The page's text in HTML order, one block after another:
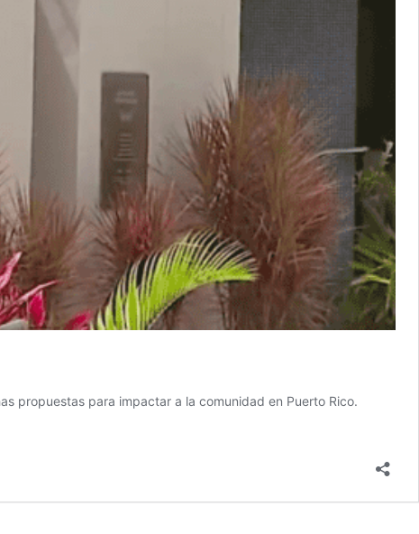
propuestas para impactar a la comunidad en Puerto Rico.